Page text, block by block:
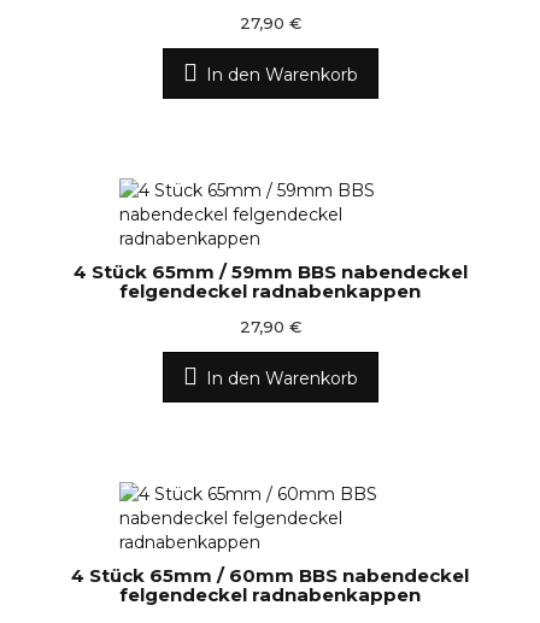
27,90 €
In den Warenkorb
4 Stück 65mm / 59mm BBS nabendeckel
felgendeckel radnabenkappen
27,90 €
In den Warenkorb
4 Stück 65mm / 60mm BBS nabendeckel
felgendeckel radnabenkappen